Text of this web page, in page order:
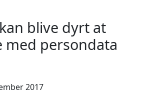
blive dyrt at
med persondata
2017